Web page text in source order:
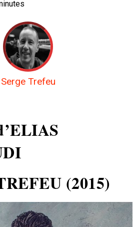
Serge Trefeu
(2015)